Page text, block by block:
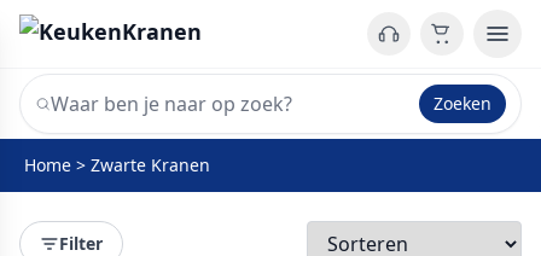
Zoeken
Home > Zwarte Kranen
Filter